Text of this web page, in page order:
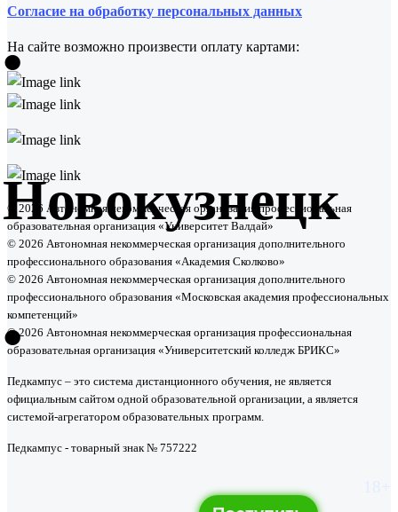
•
Новокузнецк
•
Согласие на обработку персональных данных
На сайте возможно произвести оплату картами:
© 2026 Автономная некоммерческая организация профессиональная
образовательная организация «Университет Валдай»
© 2026 Автономная некоммерческая организация дополнительного
профессионального образования «Академия Сколково»
© 2026 Автономная некоммерческая организация дополнительного
профессионального образования «Московская академия профессиональных
компетенций»
© 2026 Автономная некоммерческая организация профессиональная
образовательная организация «Университетский колледж БРИКС»
Педкампус – это система дистанционного обучения, не является
официальным сайтом одной образовательной организации, а является
системой-агрегатором образовательных программ.
Педкампус - товарный знак № 757222